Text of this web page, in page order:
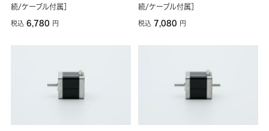
続/ケーブル付属］
税込6,780 円
続/ケーブル付属］
税込7,080 円